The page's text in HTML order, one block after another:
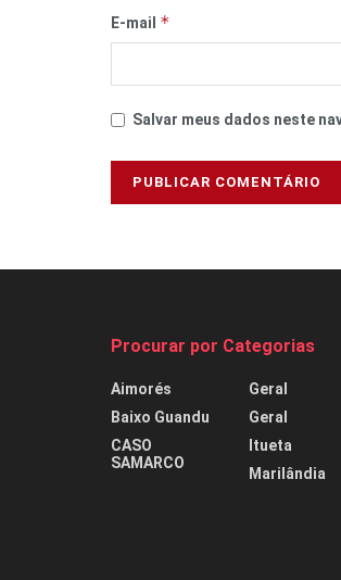
E-mail *
Salvar meus dados neste
Procurar por Categorias
Aimorés
Baixo Guandu
CASO
SAMARCO
Geral
Geral
Itueta
Marilândia